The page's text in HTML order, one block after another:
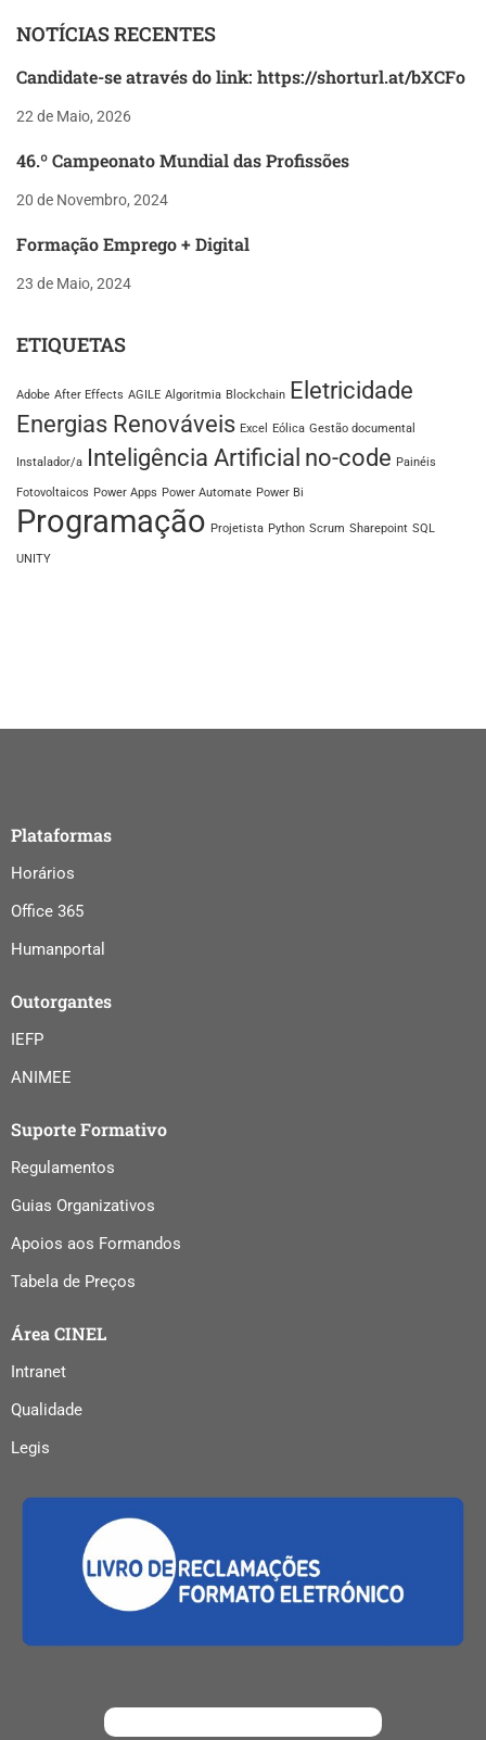
NOTÍCIAS RECENTES
Candidate-se através do link: https://shorturl.at/bXCFo
22 de Maio, 2026
46.º Campeonato Mundial das Profissões
20 de Novembro, 2024
Formação Emprego + Digital
23 de Maio, 2024
ETIQUETAS
Adobe After Effects AGILE Algoritmia Blockchain Eletricidade
Energias Renováveis Excel Eólica Gestão documental
Instalador/a Inteligência Artificial no-code Painéis
Fotovoltaicos Power Apps Power Automate Power Bi
Programação Projetista Python Scrum Sharepoint SQL
UNITY
Plataformas
Horários
Office 365
Humanportal
Outorgantes
IEFP
ANIMEE
Suporte Formativo
Regulamentos
Guias Organizativos
Apoios aos Formandos
Tabela de Preços
Área CINEL
Intranet
Qualidade
Legis